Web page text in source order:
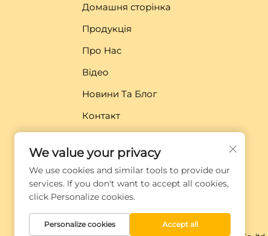
Домашня сторінка
Продукція
Про Нас
Відео
Новини Та Блог
Контакт
We value your privacy
We use cookies and similar tools to provide our
services. If you don't want to accept all cookies,
click Personalize cookies.
Personalize cookies Accept all